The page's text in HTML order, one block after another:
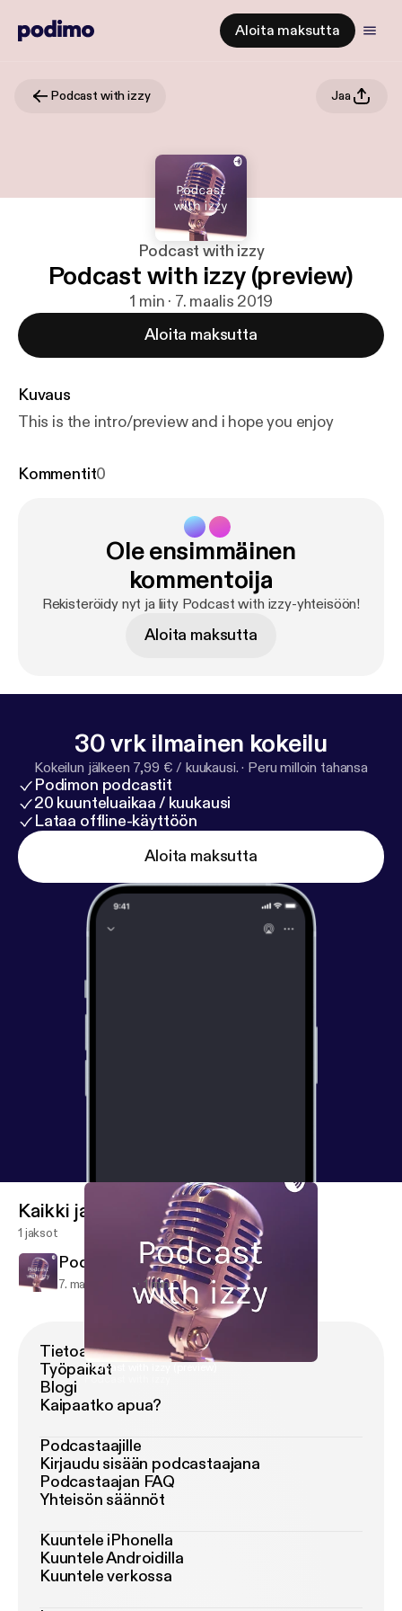
Aloita maksutta
Podcast with izzy Jaa
Podcast with izzy
Podcast with izzy (preview)
1 min · 7. maalis 2019
Aloita maksutta
Kuvaus
This is the intro/preview and i hope you enjoy
Kommentit0
Ole ensimmäinen
kommentoija
Rekisteröidy nyt ja liity Podcast with izzy-yhteisöön!
Aloita maksutta
30 vrk ilmainen kokeilu
Kokeilun jälkeen 7,99 € / kuukausi. · Peru milloin tahansa
Podimon podcastit
20 kuunteluaikaa / kuukausi
Lataa offline-käyttöön
Aloita maksutta
Podcast with izzy (preview)
Kaikki jaksot
1 jaksot
Podcast with izzy (preview)
7. maalis 2019 1 min
Tietoa Podimosta
Työpaikat
Blogi
Kaipaatko apua?
Podcastaajille
Kirjaudu sisään podcastaajana
Podcastaajan FAQ
Yhteisön säännöt
Kuuntele iPhonella
Kuuntele Androidilla
Kuuntele verkossa